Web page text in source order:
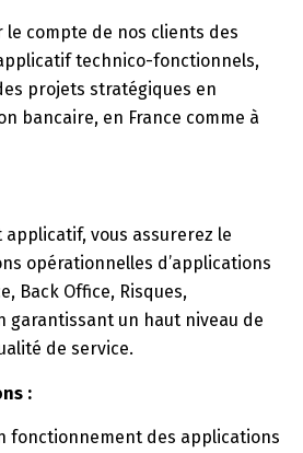
le compte de nos clients des
technico-fonctionnels,
projets stratégiques en
bancaire, en France comme à
vous assurerez le
opérationnelles d’applications
Back Office, Risques,
garantissant un haut niveau de
de service.
:
fonctionnement des applications